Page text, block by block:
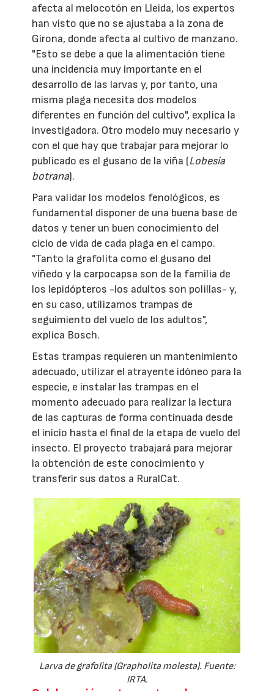
afecta al melocotón en Lleida, los expertos
han visto que no se ajustaba a la zona de
Girona, donde afecta al cultivo de manzano.
"Esto se debe a que la alimentación tiene
una incidencia muy importante en el
desarrollo de las larvas y, por tanto, una
misma plaga necesita dos modelos
diferentes en función del cultivo", explica la
investigadora. Otro modelo muy necesario y
con el que hay que trabajar para mejorar lo
publicado es el gusano de la viña (Lobesia
botrana).
Para validar los modelos fenológicos, es
fundamental disponer de una buena base de
datos y tener un buen conocimiento del
ciclo de vida de cada plaga en el campo.
"Tanto la grafolita como el gusano del
viñedo y la carpocapsa son de la familia de
los lepidópteros -los adultos son polillas- y,
en su caso, utilizamos trampas de
seguimiento del vuelo de los adultos",
explica Bosch.
Estas trampas requieren un mantenimiento
adecuado, utilizar el atrayente idóneo para la
especie, e instalar las trampas en el
momento adecuado para realizar la lectura
de las capturas de forma continuada desde
el inicio hasta el final de la etapa de vuelo del
insecto. El proyecto trabajará para mejorar
la obtención de este conocimiento y
transferir sus datos a RuralCat.
Larva de grafolita (Grapholita molesta). Fuente:
IRTA.